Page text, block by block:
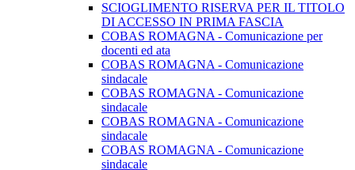
SCIOGLIMENTO RISERVA PER IL TITOLO
DI ACCESSO IN PRIMA FASCIA
COBAS ROMAGNA - Comunicazione per
docenti ed ata
COBAS ROMAGNA - Comunicazione
sindacale
COBAS ROMAGNA - Comunicazione
sindacale
COBAS ROMAGNA - Comunicazione
sindacale
COBAS ROMAGNA - Comunicazione
sindacale